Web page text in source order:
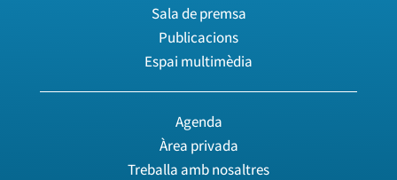
Sala de premsa
Publicacions
Espai multimèdia
Agenda
Àrea privada
Treballa amb nosaltres